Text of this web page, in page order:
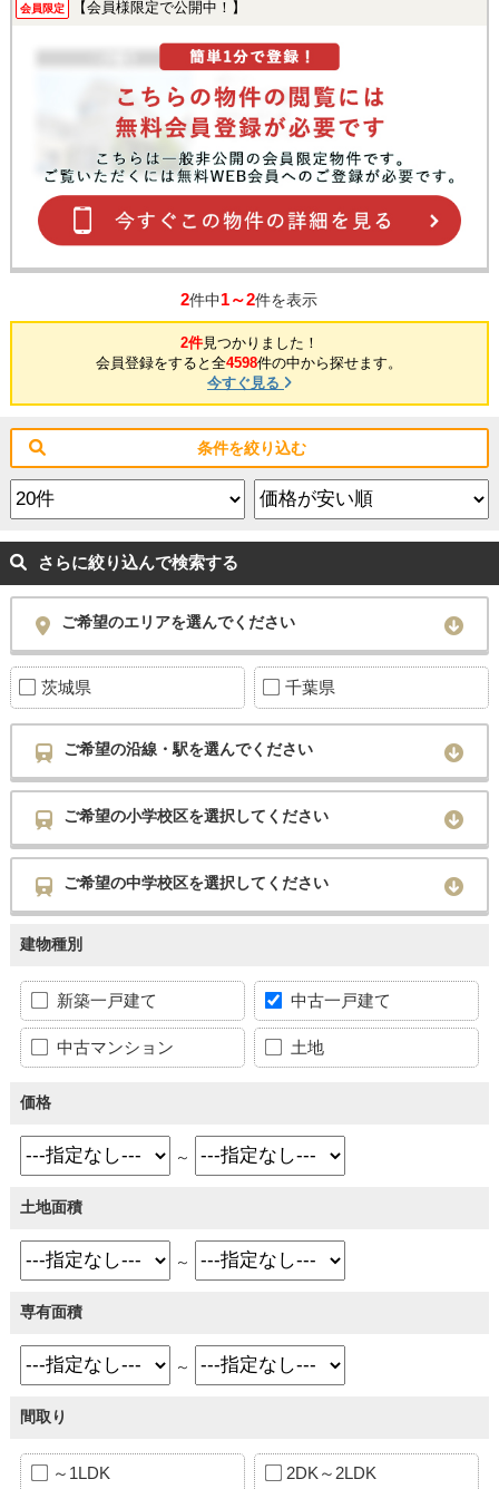
会員限定 【会員様限定で公開中！】
2件中1～2件を表示
2件見つかりました！
会員登録をすると全4598件の中から探せます。
今すぐ見る
条件を絞り込む
さらに絞り込んで検索する
ご希望のエリアを選んでください
茨城県 千葉県
ご希望の沿線・駅を選んでください
ご希望の小学校区を選択してください
ご希望の中学校区を選択してください
建物種別
新築一戸建て 中古一戸建て
中古マンション 土地
価格
～
土地面積
～
専有面積
～
間取り
～1LDK 2DK～2LDK